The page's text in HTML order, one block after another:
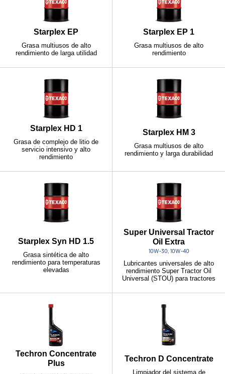
Starplex EP
Grasa multiusos de alto
rendimiento de larga utilidad
Starplex EP 1
Grasa multiusos de alto
rendimiento
Starplex HD 1
Grasa de complejo de litio de
servicio intensivo y alto
rendimiento
Starplex HM 3
Grasa multiusos de alto
rendimiento y larga durabilidad
Starplex Syn HD 1.5
Grasa sintética de alto
rendimiento para temperaturas
elevadas
Super Universal Tractor
Oil Extra
10W-30, 10W-40
Lubricantes universales de alto
rendimiento Super Tractor Oil
Universal (STOU) para tractores
Techron Concentrate
Plus
Techron D Concentrate
Limpiador del sistema de